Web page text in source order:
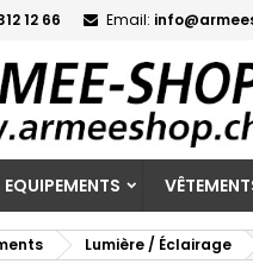
12 66 Email:
EQUIPEMENTS
Lumière / Éclairage
add_circle_outline